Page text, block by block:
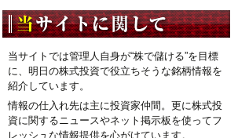
当サイトでは管理人自身が“株で儲ける”を目標
に、明日の株式投資で役立ちそうな銘柄情報を
紹介しています。
情報の仕入れ先は主に投資家仲間。更に株式投
資に関するニュースやネット掲示板を使ってフ
レッシュな情報提供を心がけています。